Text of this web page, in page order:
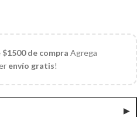
de compra Agrega
envío gratis!
▶